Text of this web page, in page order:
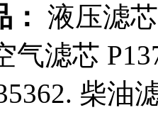
液压滤
气滤芯
柴油